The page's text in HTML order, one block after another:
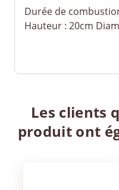
Durée de
Hauteur : 20cm
Les clients
produit ont